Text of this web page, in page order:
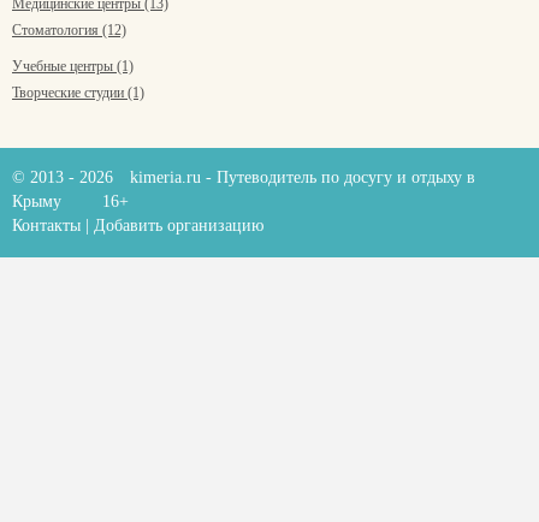
Медицинские центры (13)
Стоматология (12)
Учебные центры (1)
Творческие студии (1)
© 2013 - 2026 kimeria.ru - Путеводитель по досугу и отдыху в
Крыму
16+
Контакты
Добавить организацию